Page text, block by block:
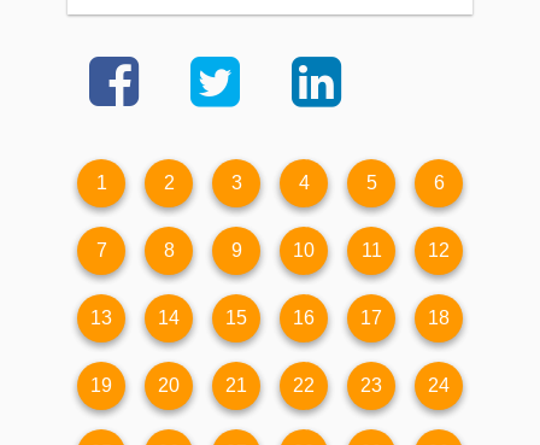
1 2 3 4 5 6
7 8 9 10 11 12
13 14 15 16 17 18
19 20 21 22 23 24